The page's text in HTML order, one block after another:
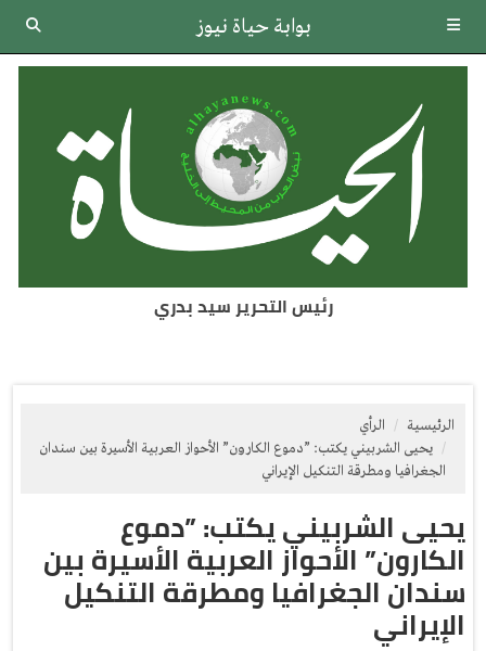
بوابة حياة نيوز
رئيس التحرير سيد بدري
الرئيسية
الرأي
يحيى الشربيني يكتب: ”دموع الكارون” الأحواز العربية الأسيرة بين سندان
الجغرافيا ومطرقة التنكيل الإيراني
يحيى الشربيني يكتب: ”دموع
الكارون” الأحواز العربية الأسيرة بين
سندان الجغرافيا ومطرقة التنكيل
الإيراني